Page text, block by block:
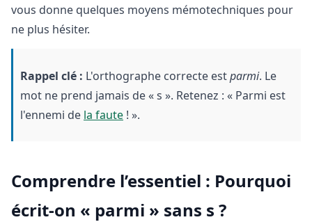
vous donne quelques moyens mémotechniques pour
ne plus hésiter.
Rappel clé : L'orthographe correcte estparmi. Le
mot ne prend jamais de « s ». Retenez : « Parmi est
l'ennemi de la faute ! ».
Comprendre l’essentiel : Pourquoi
écrit-on « parmi » sans s ?